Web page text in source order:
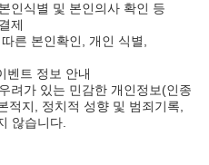
인식별 및 본인의사 확인 등
제
른 본인확인, 개인 식별,
벤트 정보 안내
려가 있는 민감한 개인정보(인종
적지, 정치적 성향 및 범죄기록,
않습니다.